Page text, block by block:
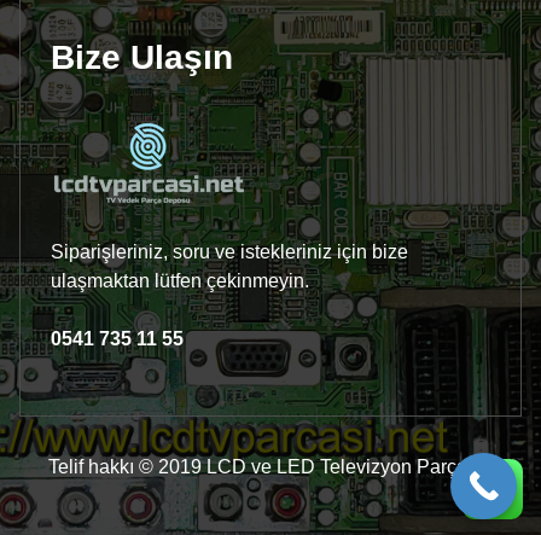
Bize Ulaşın
Siparişleriniz, soru ve istekleriniz için bize
ulaşmaktan lütfen çekinmeyin.
0541 735 11 55
Telif hakkı © 2019 LCD ve LED Televizyon Parçaları